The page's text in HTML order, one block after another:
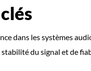
dans les systèmes
du signal et de